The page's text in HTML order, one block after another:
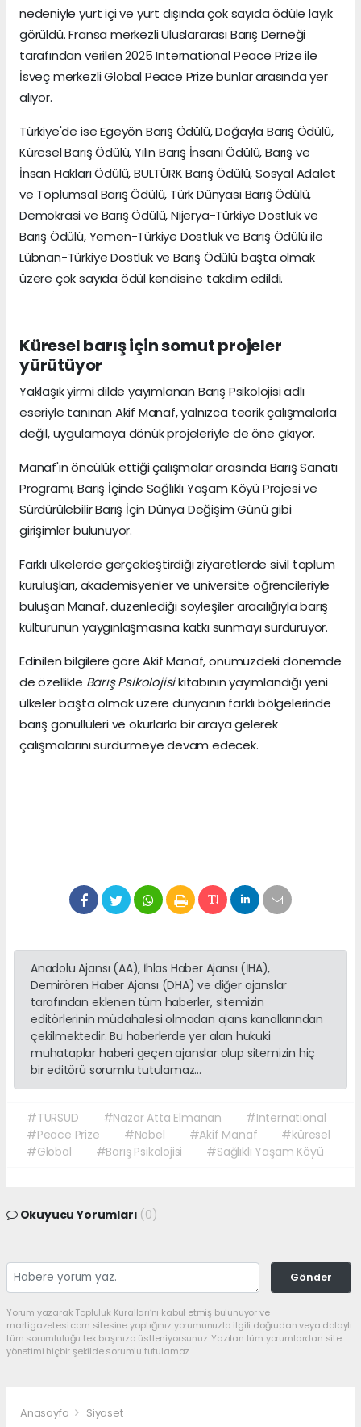
nedeniyle yurt içi ve yurt dışında çok sayıda ödüle layık
görüldü. Fransa merkezli Uluslararası Barış Derneği
tarafından verilen 2025 International Peace Prize ile
İsveç merkezli Global Peace Prize bunlar arasında yer
alıyor.
Türkiye'de ise Egeyön Barış Ödülü, Doğayla Barış Ödülü,
Küresel Barış Ödülü, Yılın Barış İnsanı Ödülü, Barış ve
İnsan Hakları Ödülü, BULTÜRK Barış Ödülü, Sosyal Adalet
ve Toplumsal Barış Ödülü, Türk Dünyası Barış Ödülü,
Demokrasi ve Barış Ödülü, Nijerya-Türkiye Dostluk ve
Barış Ödülü, Yemen-Türkiye Dostluk ve Barış Ödülü ile
Lübnan-Türkiye Dostluk ve Barış Ödülü başta olmak
üzere çok sayıda ödül kendisine takdim edildi.
Küresel barış için somut projeler
yürütüyor
Yaklaşık yirmi dilde yayımlanan Barış Psikolojisi adlı
eseriyle tanınan Akif Manaf, yalnızca teorik çalışmalarla
değil, uygulamaya dönük projeleriyle de öne çıkıyor.
Manaf'ın öncülük ettiği çalışmalar arasında Barış Sanatı
Programı, Barış İçinde Sağlıklı Yaşam Köyü Projesi ve
Sürdürülebilir Barış İçin Dünya Değişim Günü gibi
girişimler bulunuyor.
Farklı ülkelerde gerçekleştirdiği ziyaretlerde sivil toplum
kuruluşları, akademisyenler ve üniversite öğrencileriyle
buluşan Manaf, düzenlediği söyleşiler aracılığıyla barış
kültürünün yaygınlaşmasına katkı sunmayı sürdürüyor.
Edinilen bilgilere göre Akif Manaf, önümüzdeki dönemde
de özellikle Barış Psikolojisikitabının yayımlandığı yeni
ülkeler başta olmak üzere dünyanın farklı bölgelerinde
barış gönüllüleri ve okurlarla bir araya gelerek
çalışmalarını sürdürmeye devam edecek.
Anadolu Ajansı (AA), İhlas Haber Ajansı (İHA),
Demirören Haber Ajansı (DHA) ve diğer ajanslar
tarafından eklenen tüm haberler, sitemizin
editörlerinin müdahalesi olmadan ajans kanallarından
çekilmektedir. Bu haberlerde yer alan hukuki
muhataplar haberi geçen ajanslar olup sitemizin hiç
bir editörü sorumlu tutulamaz...
#TURSUD #Nazar Atta Elmanan
#International
#Peace Prize
#Nobel #Akif Manaf
#küresel
#Global
#Barış Psikolojisi #Sağlıklı Yaşam Köyü
Okuyucu Yorumları (0)
Gönder
Yorum yazarak Topluluk Kuralları’nı kabul etmiş bulunuyor ve
martigazetesi.com sitesine yaptığınız yorumunuzla ilgili doğrudan veya dolaylı
tüm sorumluluğu tek başınıza üstleniyorsunuz. Yazılan tüm yorumlardan site
yönetimi hiçbir şekilde sorumlu tutulamaz.
Anasayfa Siyaset